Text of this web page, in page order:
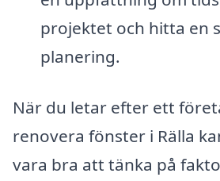
projektet och hitta en
planering.
När du letar efter ett
renovera fönster i Rälla
vara bra att tänka på